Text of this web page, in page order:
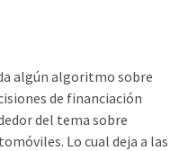
algún algoritmo sobre
de financiación
del tema sobre
Lo cual deja a las